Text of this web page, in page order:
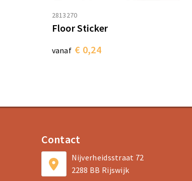
2813270
Floor Sticker
vanaf € 0,24
Contact
Nijverheidsstraat 72
2288 BB Rijswijk